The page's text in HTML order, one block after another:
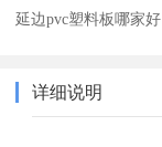
延边pvc塑料板哪家好
详细说明